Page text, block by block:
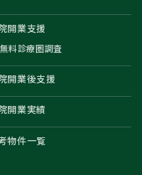
開業支援
無料診療圏調査
開業後支援
開業実績
物件一覧